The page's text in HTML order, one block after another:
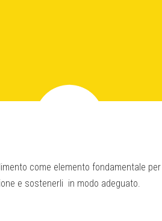
come elemento fondamentale
e sostenerli in modo adeguato.